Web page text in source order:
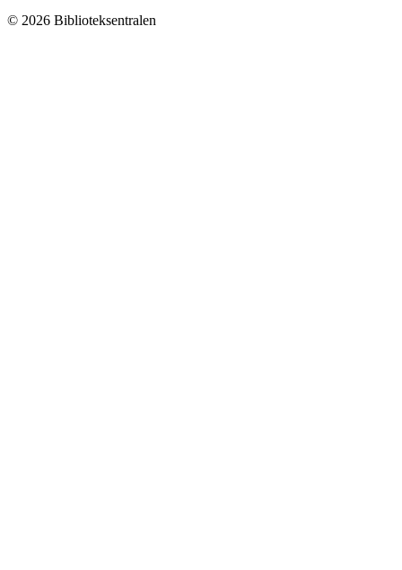
© 2026 Biblioteksentralen